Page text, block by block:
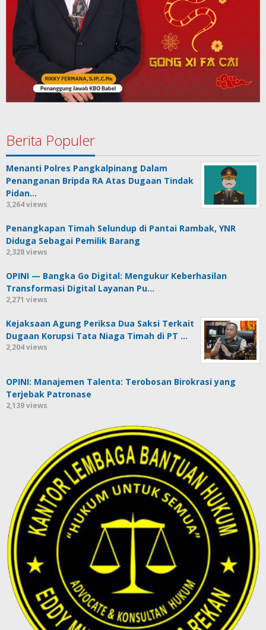
Berita Populer
Menanti Polres Pangkalpinang Dalam
Penanganan Bripda RA Atas Dugaan Tindak
Pidan…
3,264 views
Penangkapan Timah Selundup di Pantai Rambak, YNR
Diduga Sebagai Pemilik Barang
2,328 views
OPINI — Bangka Go Digital: Mengukur Keberhasilan
Transformasi Digital Layanan Pu…
2,271 views
Kejaksaan Agung Periksa Dua Saksi Terkait
Dugaan Korupsi Tata Niaga Timah di PT …
2,204 views
OPINI: Manajemen Talenta: Terobosan Birokrasi yang
Terjebak Patronase
2,139 views